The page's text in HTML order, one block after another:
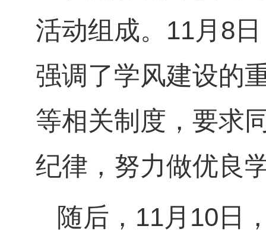
活动组成。11月8
强调了学风建设的
等相关制度，要求
纪律，努力做优良
随后，11月10日